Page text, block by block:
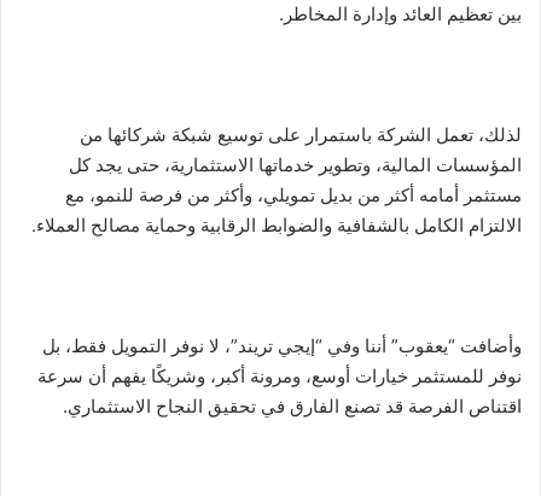
بين تعظيم العائد وإدارة المخاطر.
لذلك، تعمل الشركة باستمرار على توسيع شبكة شركائها من
المؤسسات المالية، وتطوير خدماتها الاستثمارية، حتى يجد كل
مستثمر أمامه أكثر من بديل تمويلي، وأكثر من فرصة للنمو، مع
الالتزام الكامل بالشفافية والضوابط الرقابية وحماية مصالح العملاء.
وأضافت “يعقوب” أننا وفي “إيجي تريند”، لا نوفر التمويل فقط، بل
نوفر للمستثمر خيارات أوسع، ومرونة أكبر، وشريكًا يفهم أن سرعة
اقتناص الفرصة قد تصنع الفارق في تحقيق النجاح الاستثماري.